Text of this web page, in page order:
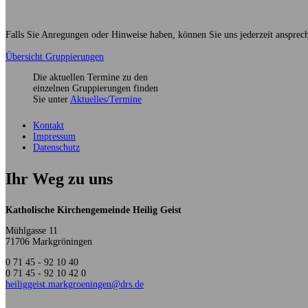
Falls Sie Anregungen oder Hinweise haben, können Sie uns jederzeit
Übersicht Gruppierungen
Die aktuellen Termine zu den
einzelnen Gruppierungen finden
Sie unter Aktuelles/Termine
Kontakt
Impressum
Datenschutz
Ihr Weg zu uns
Katholische Kirchengemeinde Heilig Geist
Mühlgasse 11
71706 Markgröningen
0 71 45 - 92 10 40
0 71 45 - 92 10 42 0
heiliggeist.markgroeningen@drs.de